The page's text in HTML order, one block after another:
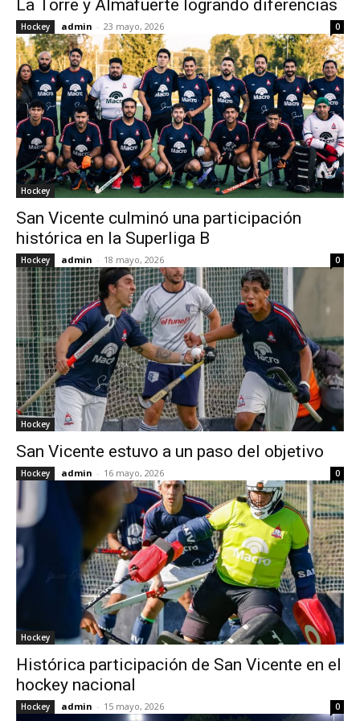
La Torre y Almafuerte logrando diferencias
Hockey admin - 23 mayo, 2026 0
Hockey
San Vicente culminó una participación
histórica en la Superliga B
Hockey admin - 18 mayo, 2026 0
Hockey
San Vicente estuvo a un paso del objetivo
Hockey admin - 16 mayo, 2026 0
Hockey
Histórica participación de San Vicente en el
hockey nacional
Hockey admin - 15 mayo, 2026 0